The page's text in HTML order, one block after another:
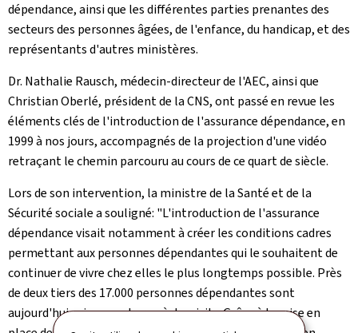
dépendance, ainsi que les différentes parties prenantes des
secteurs des personnes âgées, de l'enfance, du handicap, et des
représentants d'autres ministères.
Dr. Nathalie Rausch, médecin-directeur de l'AEC, ainsi que
Christian Oberlé, président de la CNS, ont passé en revue les
éléments clés de l'introduction de l'assurance dépendance, en
1999 à nos jours, accompagnés de la projection d'une vidéo
retraçant le chemin parcouru au cours de ce quart de siècle.
Lors de son intervention, la ministre de la Santé et de la
Sécurité sociale a souligné: "L'introduction de l'assurance
dépendance visait notamment à créer les conditions cadres
permettant aux personnes dépendantes qui le souhaitent de
continuer de vivre chez elles le plus longtemps possible. Près
de deux tiers des 17.000 personnes dépendantes sont
aujourd'hui prises en charge à domicile. Grâce à la mise en